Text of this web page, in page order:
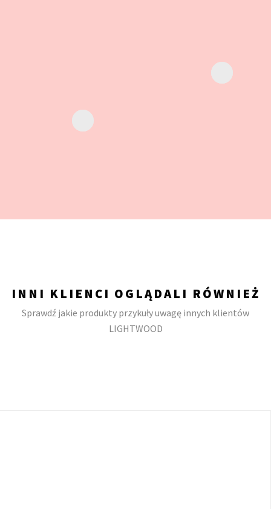
INNI KLIENCI OGLĄDALI RÓWNIEŻ
Sprawdź jakie produkty przykuły uwagę innych klientów
LIGHTWOOD